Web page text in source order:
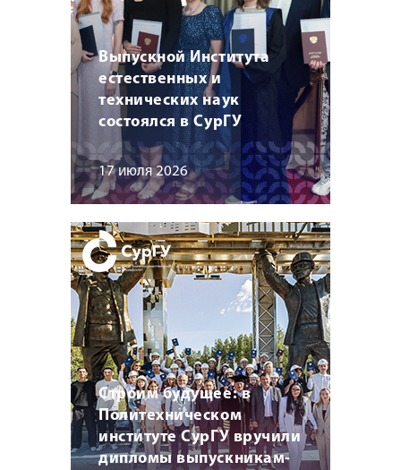
Выпускной Института
естественных и
технических наук
состоялся в СурГУ
17 июля 2026
Строим будущее: в
Политехническом
институте СурГУ вручили
дипломы выпускникам-